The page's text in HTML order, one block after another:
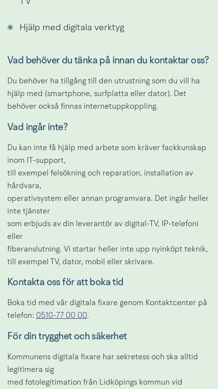
Hjälp med digitala verktyg
Vad behöver du tänka på innan du kontaktar oss?
Du behöver ha tillgång till den utrustning som du vill ha
hjälp med (smartphone, surfplatta eller dator). Det
behöver också finnas internetuppkoppling.
Vad ingår inte?
Du kan inte få hjälp med arbete som kräver fackkunskap
inom IT-support,
till exempel felsökning och reparation, installation av
hårdvara,
operativsystem eller annan programvara. Det ingår heller
inte tjänster
som erbjuds av din leverantör av digital-TV, IP-telefoni
eller
fiberanslutning. Vi startar heller inte upp nyinköpt teknik,
till exempel TV, dator, mobil eller skrivare.
Kontakta oss för att boka tid
Boka tid med vår digitala fixare genom Kontaktcenter på
telefon: 0510-77 00 00.
För din trygghet och säkerhet
Kommunens digitala fixare har sekretess och ska alltid
legitimera sig
med fotolegitimation från Lidköpings kommun vid